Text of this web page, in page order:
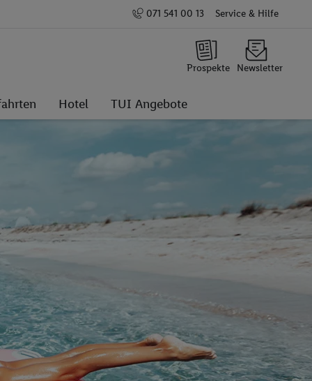
071 541 00 13 Service & Hilfe
Prospekte Newsletter
Hotel TUI Angebote